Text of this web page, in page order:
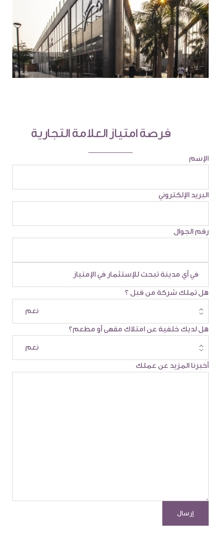
فرصة امتياز العلامة التجارية
الإسم
البريد الإلكتروني
رقم الجوال
هل تملك شركة من قبل ؟
هل لديك خلفية عن امتلاك مقهى أو مطعم؟
أخبرنا المزيد عن عملك